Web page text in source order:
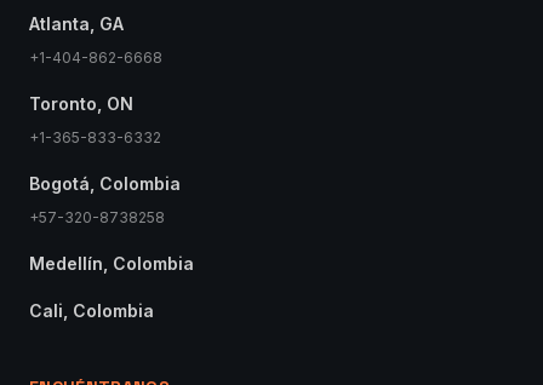
Atlanta, GA
+1-404-862-6668
Toronto, ON
+1-365-833-6332
Bogotá, Colombia
+57-320-8738258
Medellín, Colombia
Cali, Colombia